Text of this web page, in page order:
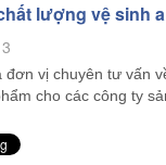
lượng vệ sinh
đơn vị chuyên tư vấn
cho các công ty